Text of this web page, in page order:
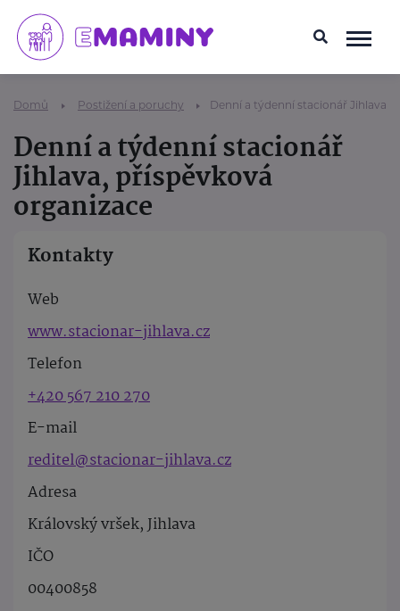
Domů Postižení a poruchy Denní a týdenní stacionář Jihlava,
Denní a týdenní stacionář
Jihlava, příspěvková
organizace
Kontakty
Web
www.stacionar-jihlava.cz
Telefon
+420 567 210 270
E-mail
reditel@stacionar-jihlava.cz
Adresa
Královský vršek, Jihlava
IČO
00400858